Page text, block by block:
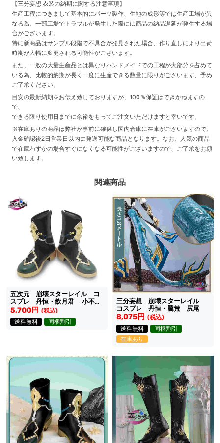
【三分妄想 衣装の納期に関する注意事項】
生産工程につきまして基本的にパーツ製作、生地の成形等では生産工場が異
なる為、一部工場でトラブルが発生した際には商品の納品遅延が発生する場
合がございます。
特に新商品はサンプル段階で不具合が発見された場合、作り直しにより出荷
時期が大幅に変更される可能性がございます。
また、一般の大量生産品とは異なりハンドメイドでの工程が大部分を占めて
いる為、比較的納期が長く一度に生産できる数量に限りがございます、予め
ご了承ください。
目安の最新納期をお伝え致しておりますが、100％保証はできかねますの
で、
できる限り使用日までに余裕をもってご注文いただけますと幸いです。
※在庫ありの商品は弊社が事前に確保し国内倉庫に在庫がございますので、
入金確認後2日営業日以内に発送可能な商品となります。なお、人気の商品
で在庫わずかの場合すぐになくなる可能性がございますので、ご了承をお願
い致します。
関連商品
五次元 崩壊スターレイル コ
スプレ 丹恒・飲月君 小不点
猫猫シリーズ 少年Ve靴
5,700円 (税込)
送料無料
同梱割引
三分妄想 崩壊スターレイル
コスプレ 丹恒・騰荒 尻尾
8,075円 (税込)
送料無料
同梱割引
在庫あり